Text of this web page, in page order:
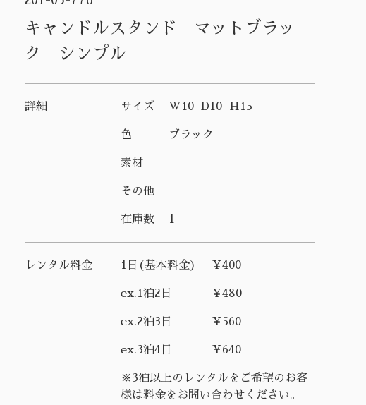
キャンドルスタンド マットブラッ
ク シンプル
詳細 サイズ W10 D10 H15
色 ブラック
素材
その他
在庫数 1
レンタル料金 1日(基本料金) ¥400
ex.1泊2日 ¥480
ex.2泊3日 ¥560
ex.3泊4日 ¥640
※3泊以上のレンタルをご希望のお客
様は料金をお問い合わせください。